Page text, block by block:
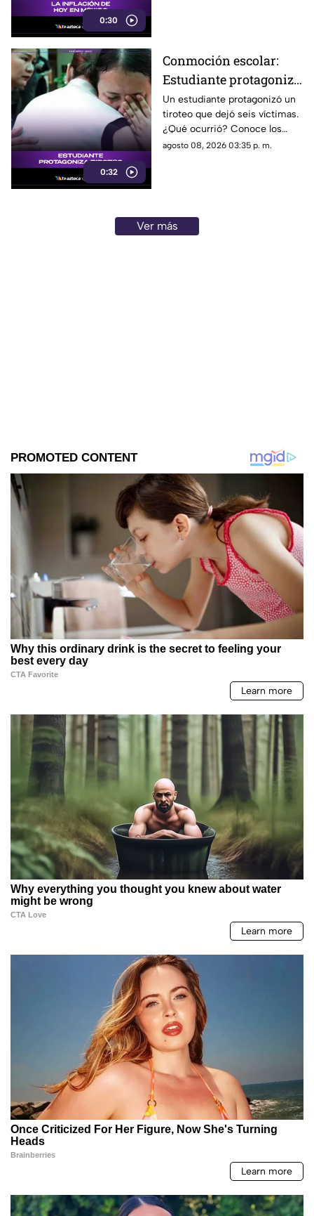
0:30
0:32
Conmoción escolar:
Estudiante protagoniza
t1r0t30 con seis
víctimas
Un estudiante protagonizó un
tiroteo que dejó seis víctimas.
¿Qué ocurrió? Conoce los
detalles de esta tragedia.
agosto 08, 2026 03:35 p. m.
Ver más